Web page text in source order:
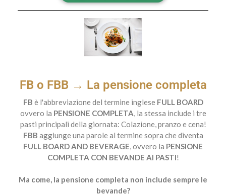
FB o FBB → La pensione completa
FB è l'abbreviazione del termine inglese FULL BOARD
ovvero la PENSIONE COMPLETA, la stessa include i tre
pasti principali della giornata: Colazione, pranzo e cena!
FBB aggiunge una parole al termine sopra che diventa
FULL BOARD AND BEVERAGE, ovvero la PENSIONE
COMPLETA CON BEVANDE AI PASTI!
Ma come, la pensione completa non include sempre le
bevande?